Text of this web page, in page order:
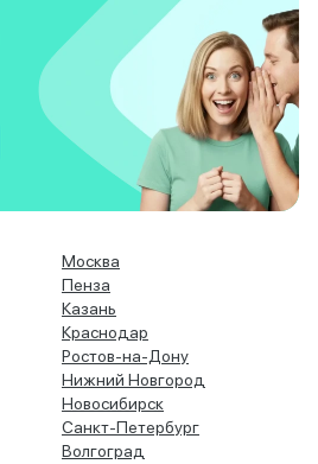
Москва
Пенза
Казань
Краснодар
Ростов-на-Дону
Нижний Новгород
Новосибирск
Санкт-Петербург
Волгоград